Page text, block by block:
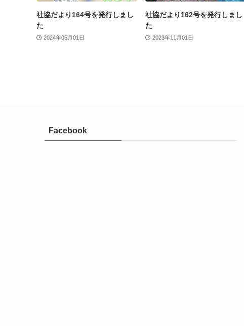
社協だより164号を発行しまし
た
2024年05月01日
社協だより162号を発行しまし
た
2023年11月01日
Facebook